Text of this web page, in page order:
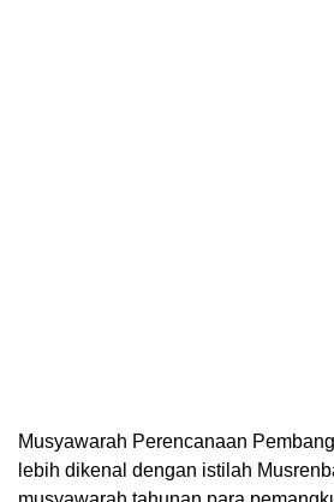
Musyawarah Perencanaan
lebih dikenal dengan istilah